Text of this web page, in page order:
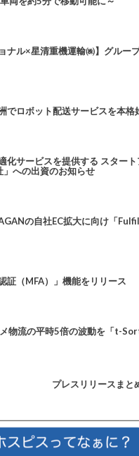
ナル×星清重機運輸㈱】グルー
でロボット配送サービスを本格
化サービスを提供する スター
への出資のお知らせ
の自社EC拡大に向け「
証（MFA）」機能をリリース
物流の平時5倍の波動を「t-
プレスリリースまと